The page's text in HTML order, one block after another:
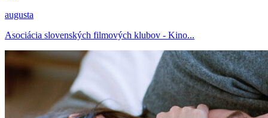
augusta
Asociácia slovenských filmových klubov - Kino...